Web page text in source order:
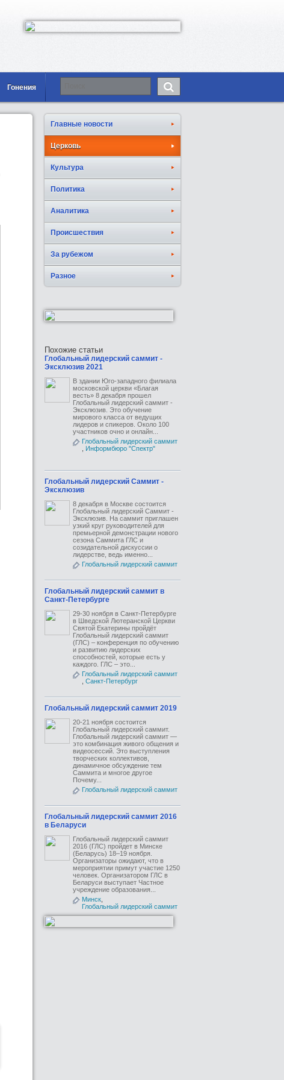
Гонения
Главные новости
Церковь
Культура
Политика
Аналитика
Происшествия
За рубежом
Разное
Похожие статьи
Глобальный лидерский саммит -
Эксклюзив 2021
В здании Юго-западного филиала
московской церкви «Благая
весть» 8 декабря прошел
Глобальный лидерский саммит -
Эксклюзив. Это обучение
мирового класса от ведущих
лидеров и спикеров. Около 100
участников очно и онлайн...
Глобальный лидерский саммит
Информбюро "Спектр"
Глобальный лидерский Саммит -
Эксклюзив
8 декабря в Москве состоится
Глобальный лидерский Саммит -
Эксклюзив. На саммит приглашен
узкий круг руководителей для
премьерной демонстрации нового
сезона Саммита ГЛС и
созидательной дискуссии о
лидерстве, ведь именно...
Глобальный лидерский саммит
Глобальный лидерский саммит в
Санкт-Петербурге
29-30 ноября в Санкт-Петербурге
в Шведской Лютеранской Церкви
Святой Екатерины пройдёт
Глобальный лидерский саммит
(ГЛС) – конференция по обучению
и развитию лидерских
способностей, которые есть у
каждого. ГЛС – это...
Глобальный лидерский саммит
Санкт-Петербург
Глобальный лидерский саммит 2019
20-21 ноября состоится
Глобальный лидерский саммит.
Глобальный лидерский саммит —
это комбинация живого общения и
видеосессий. Это выступления
творческих коллективов,
динамичное обсуждение тем
Саммита и многое другое
Почему...
Глобальный лидерский саммит
Глобальный лидерский саммит 2016
в Беларуси
Глобальный лидерский саммит
2016 (ГЛС) пройдет в Минске
(Беларусь) 18–19 ноября.
Организаторы ожидают, что в
мероприятии примут участие 1250
человек. Организатором ГЛС в
Беларуси выступает Частное
учреждение образования...
Минск
Глобальный лидерский саммит